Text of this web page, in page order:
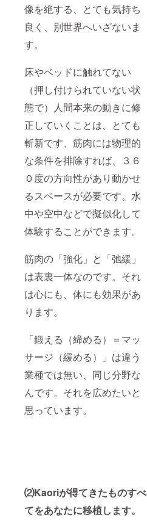
像を絶する、とても気持ち
良く、別世界へいざないま
す。
床やベッドに触れてない
（押し付けられていない状
態で）人間本来の動きに修
正していくことは、とても
斬新です、筋肉には物理的
な条件を排除すれば、３６
０度の方向性があり動かせ
るスペースが必要です。水
中や空中などで擬似化して
体験することができます。
筋肉の「強化」と「弛緩」
は表裏一体なのです。それ
は心にも、体にも効果があ
ります。
「鍛える（締める）＝マッ
サージ（緩める）」は違う
業種では無い、同じ分野な
んです。それを広めたいと
思っています。
⑵Kaoriが得てきたものすべ
てをあなたに移植します。